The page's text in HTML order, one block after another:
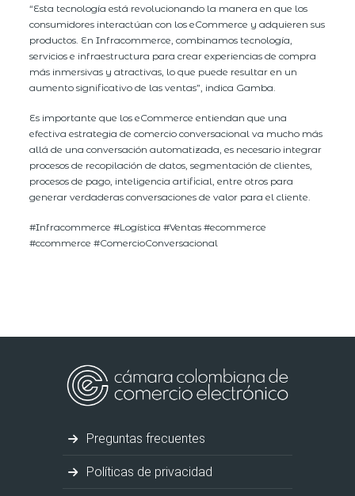
“Esta tecnología está revolucionando la manera en que los
consumidores interactúan con los eCommerce y adquieren sus
productos. En Infracommerce, combinamos tecnología,
servicios e infraestructura para crear experiencias de compra
más inmersivas y atractivas, lo que puede resultar en un
aumento significativo de las ventas”, indica Gamba.
Es importante que los eCommerce entiendan que una
efectiva estrategia de comercio conversacional va mucho más
allá de una conversación automatizada, es necesario integrar
procesos de recopilación de datos, segmentación de clientes,
procesos de pago, inteligencia artificial, entre otros para
generar verdaderas conversaciones de valor para el cliente.
#Infracommerce #Logística #Ventas #ecommerce
#ccommerce #ComercioConversacional
Preguntas frecuentes
Políticas de privacidad